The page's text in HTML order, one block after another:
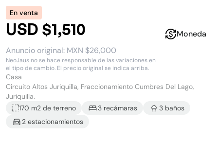
En venta
USD $1,510
Anuncio original: MXN $26,000
NeoJaus no se hace responsable de las variaciones en
el tipo de cambio. El precio original se indica arriba.
Moneda
Casa
Circuito Altos Juriquilla, Fraccionamiento Cumbres Del Lago,
Juriquilla.
170 m2 de terreno 3 recámaras 3 baños
2 estacionamientos